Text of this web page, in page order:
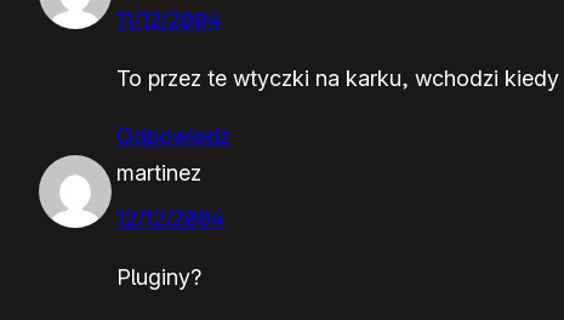
11/12/2004
To przez te wtyczki na karku, wchodzi kiedy
Odpowiedz
martinez
12/12/2004
Pluginy?